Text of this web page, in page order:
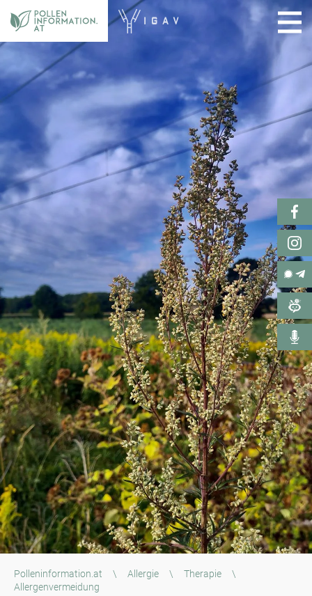
Polleninformation.at \ Allergie \ Therapie
\
Allergenvermeidung